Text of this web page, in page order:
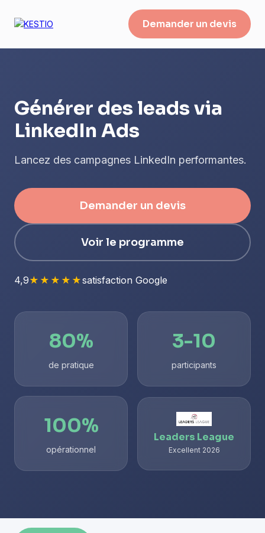
Demander un devis
Générer des leads via
LinkedIn Ads
Lancez des campagnes LinkedIn performantes.
Demander un devis
Voir le programme
4,9★★★★★satisfaction Google
80%
de pratique
3-10
participants
100%
opérationnel
Leaders League
Excellent 2026